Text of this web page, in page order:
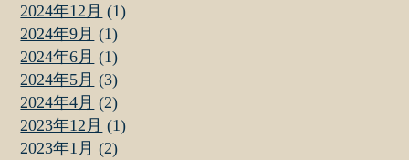
2024年12月 (1)
2024年9月 (1)
2024年6月 (1)
2024年5月 (3)
2024年4月 (2)
2023年12月 (1)
2023年1月 (2)